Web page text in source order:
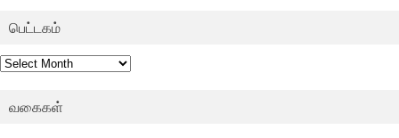
பெட்டகம்
பெட்டகம்
வகைகள்